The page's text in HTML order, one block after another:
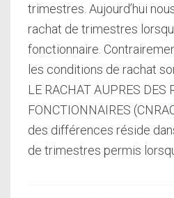
trimestres. Aujourd’hui
rachat de trimestres
fonctionnaire.
les conditions de rachat
LE RACHAT AUPRES DES
FONCTIONNAIRES
des différences réside
de trimestres permis